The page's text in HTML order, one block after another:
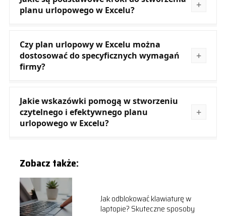
planu urlopowego w Excelu?
Czy plan urlopowy w Excelu można
dostosować do specyficznych wymagań
firmy?
Jakie wskazówki pomogą w stworzeniu
czytelnego i efektywnego planu
urlopowego w Excelu?
Zobacz także:
Jak odblokować klawiaturę w
laptopie? Skuteczne sposoby